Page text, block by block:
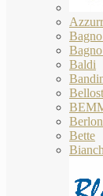
Baldi
Bette